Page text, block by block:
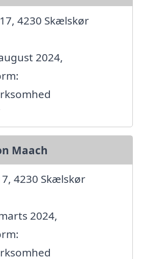
4230 Skælskør
2024,
Maach
4230 Skælskør
2024,